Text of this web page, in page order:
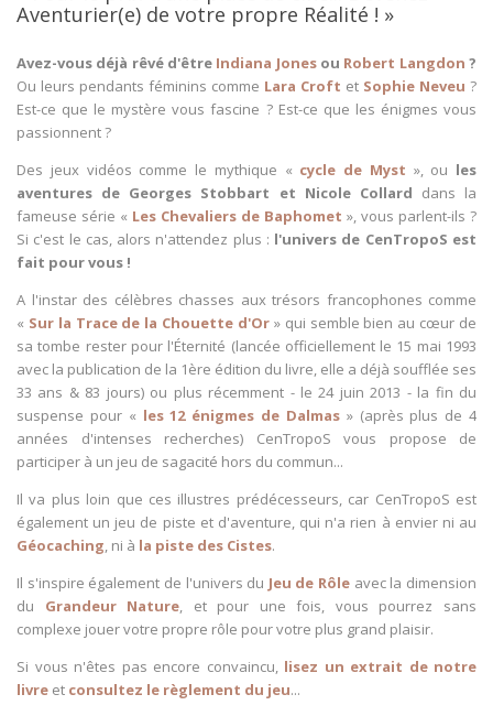
Aventurier(e) de votre propre Réalité ! »
Avez-vous déjà rêvé d'être Indiana Jonesou Robert Langdon ?
Ou leurs pendants féminins comme Lara Croft et Sophie Neveu ?
Est-ce que le mystère vous fascine ? Est-ce que les énigmes vous
passionnent ?
Des jeux vidéos comme le mythique « cycle de Myst », ou les
aventures de Georges Stobbart et Nicole Collard dans la
fameuse série « Les Chevaliers de Baphomet », vous parlent-ils ?
Si c'est le cas, alors n'attendez plus : l'univers de CenTropoS est
fait pour vous !
A l'instar des célèbres chasses aux trésors francophones comme
« Sur la Trace de la Chouette d'Or » qui semble bien au cœur de
sa tombe rester pour l'Éternité (lancée officiellement le 15 mai 1993
avec la publication de la 1ère édition du livre, elle a déjà soufflée ses
33 ans & 83 jours) ou plus récemment - le 24 juin 2013 - la fin du
suspense pour « les 12 énigmes de Dalmas» (après plus de 4
années d'intenses recherches) CenTropoS vous propose de
participer à un jeu de sagacité hors du commun...
Il va plus loin que ces illustres prédécesseurs, car CenTropoS est
également un jeu de piste et d'aventure, qui n'a rien à envier ni au
Géocaching, ni à la piste des Cistes.
Il s'inspire également de l'univers du Jeu de Rôle avec la dimension
du Grandeur Nature, et pour une fois, vous pourrez sans
complexe jouer votre propre rôle pour votre plus grand plaisir.
Si vous n'êtes pas encore convaincu, lisez un extrait de notre
livre et consultez le règlement du jeu...